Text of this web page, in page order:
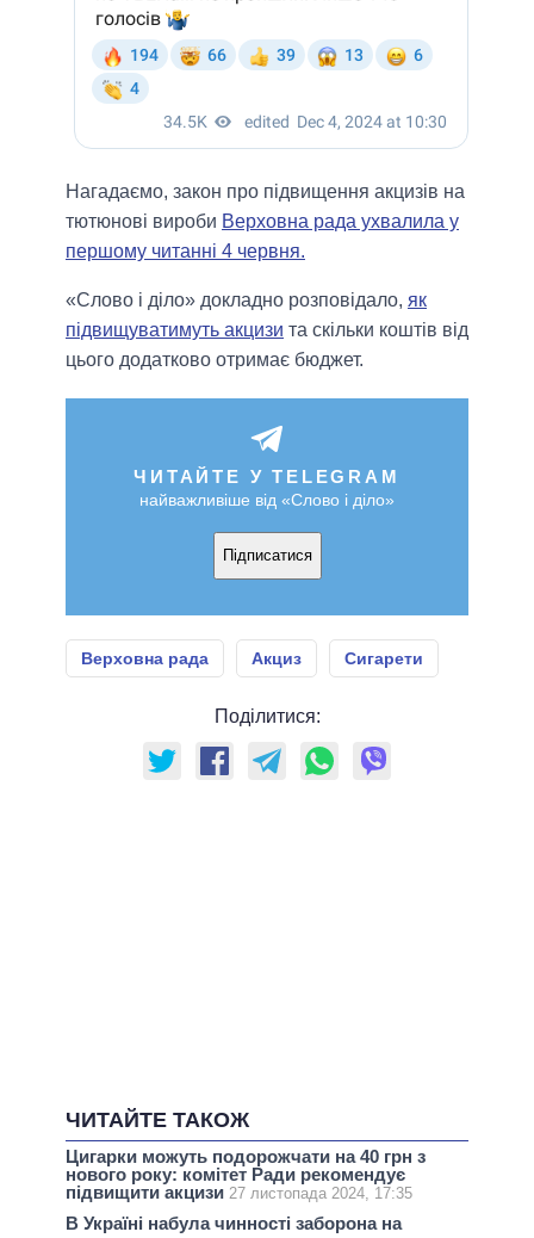
Нагадаємо, закон про підвищення акцизів на
тютюнові вироби Верховна рада ухвалила у
першому читанні 4 червня.
«Слово і діло» докладно розповідало, як
підвищуватимуть акцизи та скільки коштів від
цього додатково отримає бюджет.
ЧИТАЙТЕ У TELEGRAM
найважливіше від «Слово і діло»
Підписатися
Верховна рада Акциз Сигарети
Поділитися:
ЧИТАЙТЕ ТАКОЖ
Цигарки можуть подорожчати на 40 грн з
нового року: комітет Ради рекомендує
підвищити акцизи 27 листопада 2024, 17:35
В Україні набула чинності заборона на